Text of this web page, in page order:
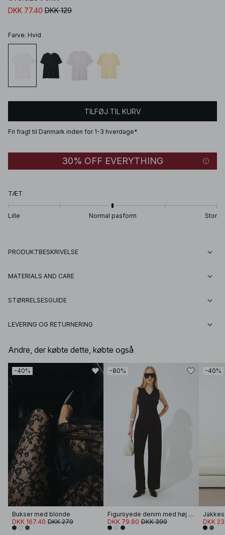
DKK 77.40 DKK 129
Farve: Hvid
TILFØJ TIL KURV
Fri fragt til Danmark inden for 1-3 hverdage*
30% OFF EVERYTHING
TÆT
Lille Normal pasform Stor
PRODUKTBESKRIVELSE
MATERIALS AND CARE
STØRRELSESGUIDE
LEVERING OG RETURNERING
Andre, der købte dette, købte også
-40%
Bukser med blonde
DKK 167.40 DKK 279
-80%
Figursyede denim med høj talje og plisserede detaljer
DKK 79.80 DKK 399
-40%
DKK